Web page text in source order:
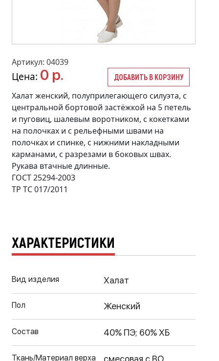
Артикул: 04039
Цена: 0 р. ДОБАВИТЬ В КОРЗИНУ
Халат женский, полуприлегающего силуэта, с
центральной бортовой застёжкой на 5 петель
и пуговиц, шалевым воротником, с кокетками
на полочках и с рельефными швами на
полочках и спинке, с нижними накладными
карманами, с разрезами в боковых швах.
Рукава втачные длинные.
ГОСТ 25294-2003
ТР ТС 017/2011
ХАРАКТЕРИСТИКИ
Вид изделия Халат
Пол Женский
Состав 40% ПЭ; 60% ХБ
Ткань/Материал верха
смесовая с ВО